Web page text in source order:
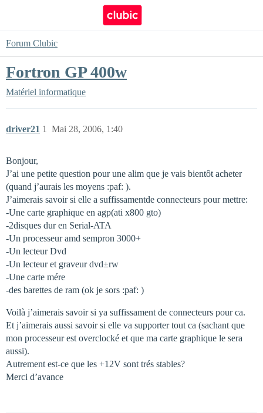
Forum Clubic
Fortron GP 400w
Matériel informatique
driver21 Mai 28, 2006, 1:40
1
Bonjour,
J’ai une petite question pour une alim que je vais bientôt acheter
(quand j’aurais les moyens :paf: ).
J’aimerais savoir si elle a suffissamentde connecteurs pour mettre:
-Une carte graphique en agp(ati x800 gto)
-2disques dur en Serial-ATA
-Un processeur amd sempron 3000+
-Un lecteur Dvd
-Un lecteur et graveur dvd±rw
-Une carte mére
-des barettes de ram (ok je sors :paf: )
Voilà j’aimerais savoir si ya suffissament de connecteurs pour ca.
Et j’aimerais aussi savoir si elle va supporter tout ca (sachant que
mon processeur est overclocké et que ma carte graphique le sera
aussi).
Autrement est-ce que les +12V sont trés stables?
Merci d’avance